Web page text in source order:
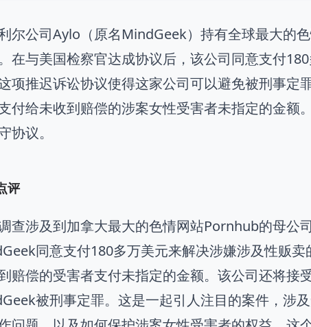
尔公司Aylo（原名MindGeek）持有全球最大的
在与美国检察官达成协议后，该公司同意支付
项推迟诉讼协议使得这家公司可以避免被刑事定
付给未收到赔偿的涉案女性受害者未指定的金额
协议。
评
查涉及到加拿大最大的色情网站Pornhub的母公
同意支付180多万美元来解决涉嫌涉及性贩
赔偿的受害者支付未指定的金额。该公司还将接
被刑事定罪。这是一起引人注目的案件，涉